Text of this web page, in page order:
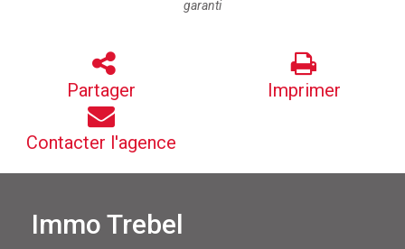
garanti
Partager Imprimer
Contacter l'agence
Immo Trebel